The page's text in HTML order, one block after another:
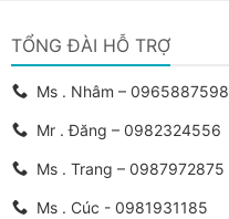
TỔNG ĐÀI HỖ TRỢ
Ms . Nhâm – 0965887598
Mr . Đăng – 0982324556
Ms . Trang – 0987972875
Ms . Cúc - 0981931185